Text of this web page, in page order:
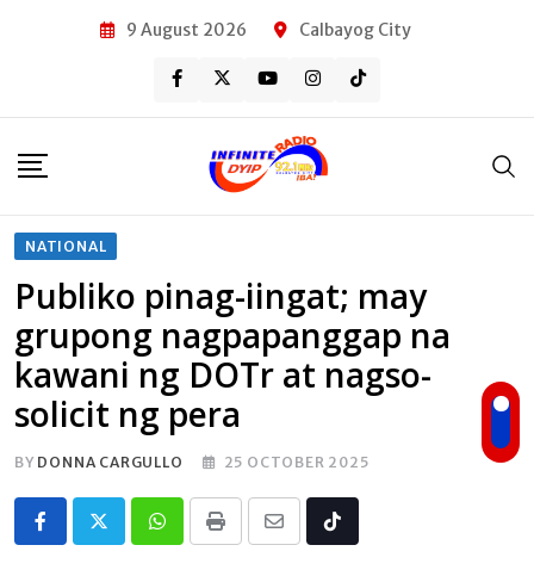
9 August 2026 Calbayog City
NATIONAL
Publiko pinag-iingat; may
grupong nagpapanggap na
kawani ng DOTr at nagso-
solicit ng pera
BY DONNA CARGULLO 25 OCTOBER 2025
Whatsapp
Print
Share Tiktok